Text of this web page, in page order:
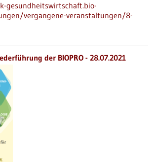
gesundheitswirtschaft.bio-
vergangene-veranstaltungen/8-
der BIOPRO - 28.07.2021